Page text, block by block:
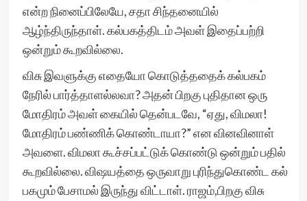
என்ற நினைப்பிலேயே, சதா சிந்தனையில்
ஆழ்ந்திருந்தாள். கல்பகத்திடம் அவள் இதைப்பற்றி
ஒன்றும் கூறவில்லை.
விசு இவளுக்கு எதையோ கொடுத்ததைக் கல்பகம்
நேரில் பார்த்தாளல்லவா? அதன் பிறகு புதிதான ஒரு
மோதிரம் அவள் கையில் தென்படவே, “ஏது, விமலா!
மோதிரம் பண்ணிக் கொண்டாயா?” என வினவினாள்
அவளை. விமலா கூச்சப்பட்டுக் கொண்டு ஒன்றும் பதில்
கூறவில்லை. விஷயத்தை ஒருவாறு புரிந்துகொண்ட கல்
பகமும் பேசாமல் இருந்து விட்டாள். ராஜம்,பிறகு விசு